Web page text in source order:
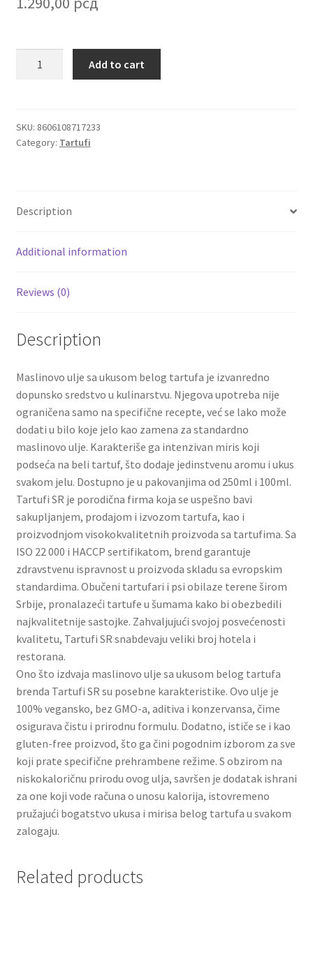
Igračke
Cvece
Destilati
Jack Daniel’s
Rakija
Poklon aranzmani izdvajamo
Pokloni
Pokloni za 8. mart
Pokloni za Dan zaljubljenih
Pokloni za devojku
Login
My account
Naši partneri
Newsletter
Partners
Poklon aranžmani
Premium čokolada
Prijava za masterclass
Privacy Policy
ukusom
belog
quantity
Add to cart
SKU: 8606108717233
Category: Tartufi
Description
Additional information
Reviews (0)
Description
Maslinovo ulje sa ukusom belog tartufa je izvanredno
dopunsko sredstvo u kulinarstvu. Njegova upotreba nije
ograničena samo na specifične recepte, već se lako može
dodati u bilo koje jelo kao zamena za standardno
maslinovo ulje. Karakteriše ga intenzivan miris koji
podseća na beli tartuf, što dodaje jedinstvenu aromu i ukus
svakom jelu. Dostupno je u pakovanjima od 250ml i 100ml.
Tartufi SR je porodična firma koja se uspešno bavi
sakupljanjem, prodajom i izvozom tartufa, kao i
proizvodnjom visokokvalitetnih proizvoda sa tartufima. Sa
ISO 22 000 i HACCP sertifikatom, brend garantuje
zdravstvenu ispravnost u proizvoda skladu sa evropskim
standardima. Obučeni tartufari i psi obilaze terene širom
Srbije, pronalazeći tartufe u šumama kako bi obezbedili
najkvalitetnije sastojke. Zahvaljujući svojoj posvećenosti
kvalitetu, Tartufi SR snabdevaju veliki broj hotela i
restorana.
Ono što izdvaja maslinovo ulje sa ukusom belog tartufa
brenda Tartufi SR su posebne karakteristike. Ovo ulje je
100% vegansko, bez GMO-a, aditiva i konzervansa, čime
osigurava čistu i prirodnu formulu. Dodatno, ističe se i kao
gluten-free proizvod, što ga čini pogodnim izborom za sve
koji prate specifične prehrambene režime. S obzirom na
niskokaloričnu prirodu ovog ulja, savršen je dodatak ishrani
za one koji vode računa o unosu kalorija, istovremeno
pružajući bogatstvo ukusa i mirisa belog tartufa u svakom
zalogaju.
Related products